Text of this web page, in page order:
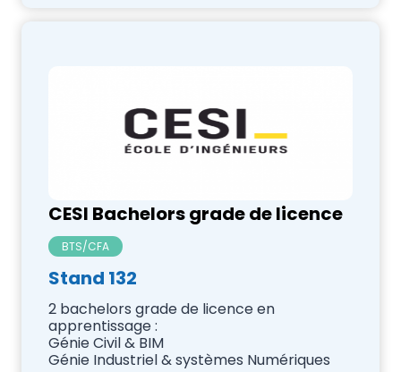
CESI Bachelors grade de licence
BTS/CFA
Stand 132
2 bachelors grade de licence en
apprentissage :
Génie Civil & BIM
Génie Industriel & systèmes Numériques